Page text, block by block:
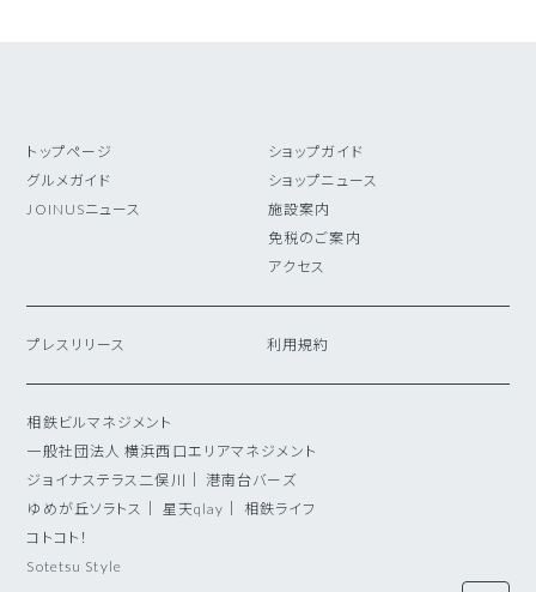
相鉄ビルマネジメント
一般社団法人 横浜西口エリアマネジメント
ジョイナステラス二俣川
港南台バーズ
ゆめが丘ソラトス
星天qlay
相鉄ライフ
コトコト！
Sotetsu Style
トップページ
グルメガイド
JOINUSニュース
ショップガイド
ショップニュース
施設案内
免税のご案内
アクセス
プレスリリース 利用規約